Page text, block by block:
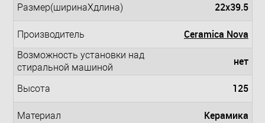
Размер(ширинаXдлина) 22x39.5
Производитель Ceramica Nova
Возможность установки над
стиральной машиной
нет
Высота 125
Материал Керамика